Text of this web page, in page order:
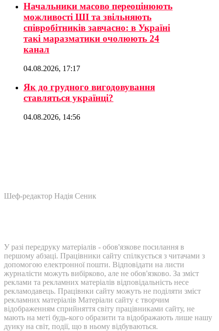
Начальники масово переоцінюють
можливості ШІ та звільняють
співробітників завчасно: в Україні
такі маразматики очолюють 24
канал
04.08.2026, 17:17
Як до грудного вигодовування
ставляться українці?
04.08.2026, 14:56
Шеф-редактор Надія Сеник
У разі передруку матеріалів - обов'язкове посилання в
першому абзаці. Працівники сайту спілкується з читачами з
допомогою електронної пошти. Відповідати на листи
журналісти можуть вибірково, але не обов'язково. За зміст
реклами та рекламних матеріалів відповідальність несе
рекламодавець. Працівнки сайту можуть не поділяти зміст
рекламних матеріалів Матеріали сайту є творчим
відображенням сприйняття світу працівниками сайту, не
мають на меті будь-кого образити та відображають лише нашу
дуику на світ, події, що в ньому відбуваються.